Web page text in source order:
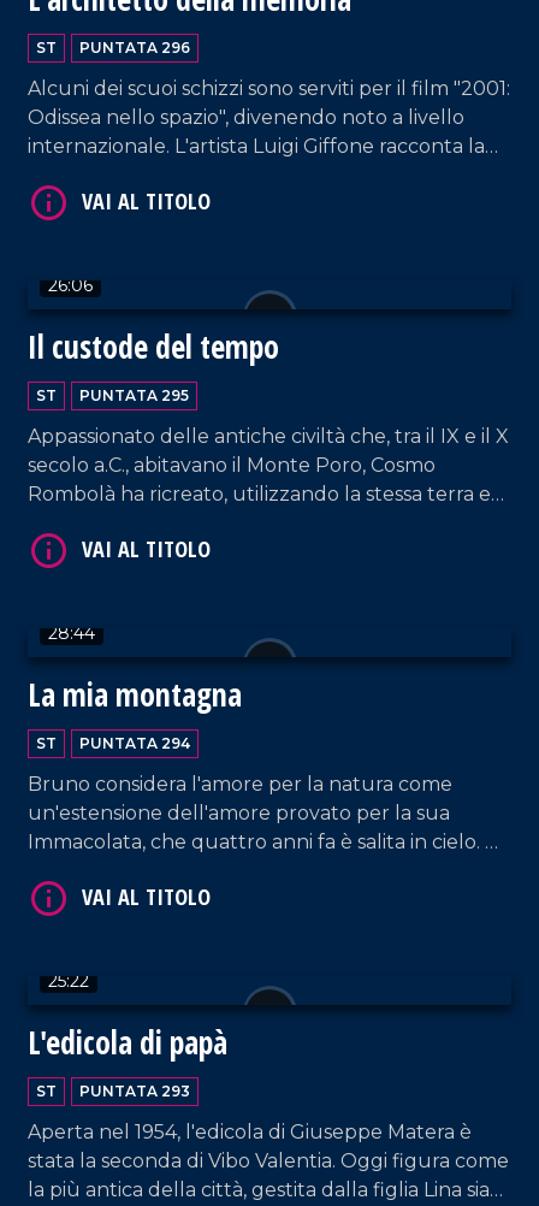
ST PUNTATA 296
Alcuni dei scuoi schizzi sono serviti per il film "2001:
Odissea nello spazio", divenendo noto a livello
internazionale. L'artista Luigi Giffone racconta la
rientro nella sua Tropea.
26:06
Il custode del tempo
ST PUNTATA 295
Appassionato delle antiche civiltà che, tra il IX e il X
secolo a.C., abitavano il Monte Poro, Cosmo
Rombolà ha ricreato, utilizzando la stessa terra e
rinvenuti nelle tombe della necropoli scoperta
28:44
La mia montagna
ST PUNTATA 294
Bruno considera l'amore per la natura come
un'estensione dell'amore provato per la sua
Immacolata, che quattro anni fa è salita in cielo. Da
circondato dall'affetto dei suoi animali e
25:22
L'edicola di papà
ST PUNTATA 293
Aperta nel 1954, l'edicola di Giuseppe Matera è
stata la seconda di Vibo Valentia. Oggi figura come
la più antica della città, gestita dalla figlia Lina sia
VAI AL TITOLO
VAI AL TITOLO
VAI AL TITOLO